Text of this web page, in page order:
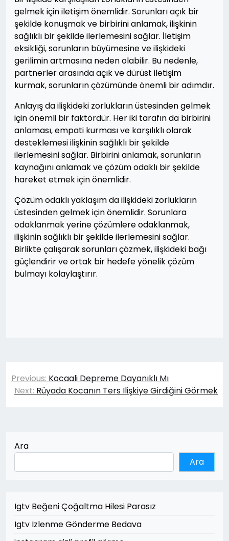
gelmek için iletişim önemlidir. Sorunları açık bir
şekilde konuşmak ve birbirini anlamak, ilişkinin
sağlıklı bir şekilde ilerlemesini sağlar. İletişim
eksikliği, sorunların büyümesine ve ilişkideki
gerilimin artmasına neden olabilir. Bu nedenle,
partnerler arasında açık ve dürüst iletişim
kurmak, sorunların çözümünde önemli bir adımdır.
Anlayış da ilişkideki zorlukların üstesinden gelmek
için önemli bir faktördür. Her iki tarafın da birbirini
anlaması, empati kurması ve karşılıklı olarak
desteklemesi ilişkinin sağlıklı bir şekilde
ilerlemesini sağlar. Birbirini anlamak, sorunların
kaynağını anlamak ve çözüm odaklı bir şekilde
hareket etmek için önemlidir.
Çözüm odaklı yaklaşım da ilişkideki zorlukların
üstesinden gelmek için önemlidir. Sorunlara
odaklanmak yerine çözümlere odaklanmak,
ilişkinin sağlıklı bir şekilde ilerlemesini sağlar.
Birlikte çalışarak sorunları çözmek, ilişkideki bağı
güçlendirir ve ortak bir hedefe yönelik çözüm
bulmayı kolaylaştırır.
Yazı
gezinmesi
Previous: Kocaali Depreme Dayanıklı Mı
Next: Rüyada Kocanın Ters Ilişkiye Girdiğini Görmek
Ara
Ara
Igtv Beğeni Çoğaltma Hilesi Parasız
Igtv Izlenme Gönderme Bedava